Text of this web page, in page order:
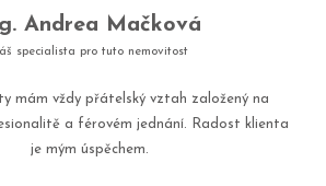
Andrea Mačková
specialista pro tuto nemovitost
mám vždy přátelský vztah založený na
a férovém jednání. Radost klienta
je mým úspěchem.